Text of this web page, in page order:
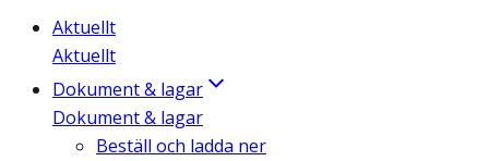
Aktuellt
Aktuellt
Dokument & lagar
Dokument & lagar
Beställ och ladda ner